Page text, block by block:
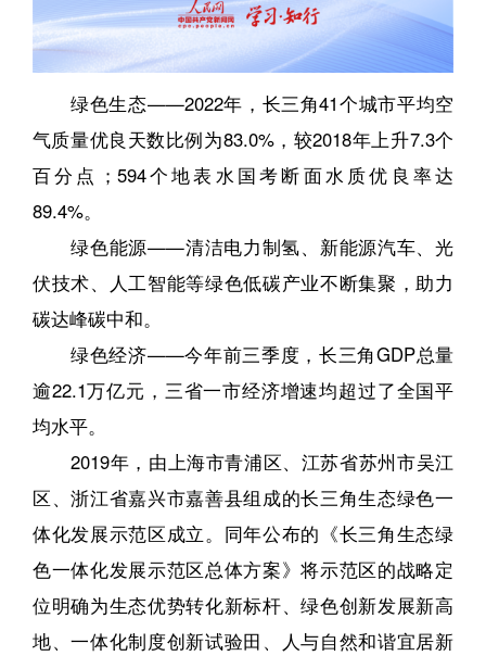
绿色生态——2022年，长三角41个城市平均空
气质量优良天数比例为83.0%，较2018年上升7.3个
百分点；594个地表水国考断面水质优良率达
89.4%。
绿色能源——清洁电力制氢、新能源汽车、光
伏技术、人工智能等绿色低碳产业不断集聚，助力
碳达峰碳中和。
绿色经济——今年前三季度，长三角GDP总量
逾22.1万亿元，三省一市经济增速均超过了全国平
均水平。
2019年，由上海市青浦区、江苏省苏州市吴江
区、浙江省嘉兴市嘉善县组成的长三角生态绿色一
体化发展示范区成立。同年公布的《长三角生态绿
色一体化发展示范区总体方案》将示范区的战略定
位明确为生态优势转化新标杆、绿色创新发展新高
地、一体化制度创新试验田、人与自然和谐宜居新